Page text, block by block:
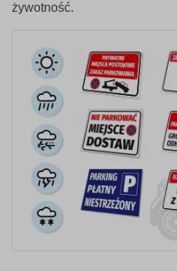
żywotność.